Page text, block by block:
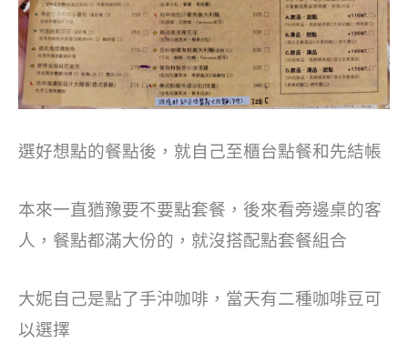
選好想點的餐點後，就自己至櫃台點餐和先結帳
本來一直猶豫要不要點套餐，後來看旁邊桌的客
人，餐點都滿大份的，就沒搭配點套餐組合
大妮自己是點了手沖咖啡，當天有二種咖啡豆可
以選擇